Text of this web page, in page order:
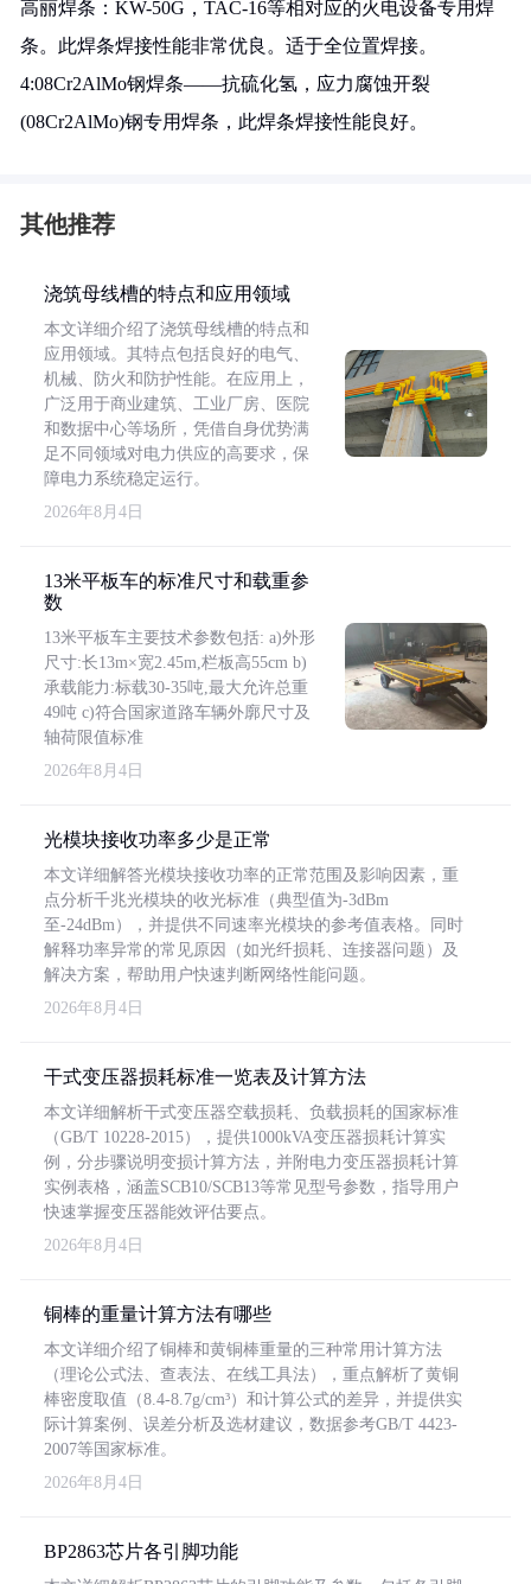
高丽焊条：KW-50G，TAC-16等相对应的火电设备专用焊
条。此焊条焊接性能非常优良。适于全位置焊接。
4:08Cr2AlMo钢焊条——抗硫化氢，应力腐蚀开裂
(08Cr2AlMo)钢专用焊条，此焊条焊接性能良好。
其他推荐
浇筑母线槽的特点和应用领域
本文详细介绍了浇筑母线槽的特点和
应用领域。其特点包括良好的电气、
机械、防火和防护性能。在应用上，
广泛用于商业建筑、工业厂房、医院
和数据中心等场所，凭借自身优势满
足不同领域对电力供应的高要求，保
障电力系统稳定运行。
2026年8月4日
13米平板车的标准尺寸和载重参
数
13米平板车主要技术参数包括: a)外形
尺寸:长13m×宽2.45m,栏板高55cm b)
承载能力:标载30-35吨,最大允许总重
49吨 c)符合国家道路车辆外廓尺寸及
轴荷限值标准
2026年8月4日
光模块接收功率多少是正常
本文详细解答光模块接收功率的正常范围及影响因素，重
点分析千兆光模块的收光标准（典型值为-3dBm
至-24dBm），并提供不同速率光模块的参考值表格。同时
解释功率异常的常见原因（如光纤损耗、连接器问题）及
解决方案，帮助用户快速判断网络性能问题。
2026年8月4日
干式变压器损耗标准一览表及计算方法
本文详细解析干式变压器空载损耗、负载损耗的国家标准
（GB/T 10228-2015），提供1000kVA变压器损耗计算实
例，分步骤说明变损计算方法，并附电力变压器损耗计算
实例表格，涵盖SCB10/SCB13等常见型号参数，指导用户
快速掌握变压器能效评估要点。
2026年8月4日
铜棒的重量计算方法有哪些
本文详细介绍了铜棒和黄铜棒重量的三种常用计算方法
（理论公式法、查表法、在线工具法），重点解析了黄铜
棒密度取值（8.4-8.7g/cm³）和计算公式的差异，并提供实
际计算案例、误差分析及选材建议，数据参考GB/T 4423-
2007等国家标准。
2026年8月4日
BP2863芯片各引脚功能